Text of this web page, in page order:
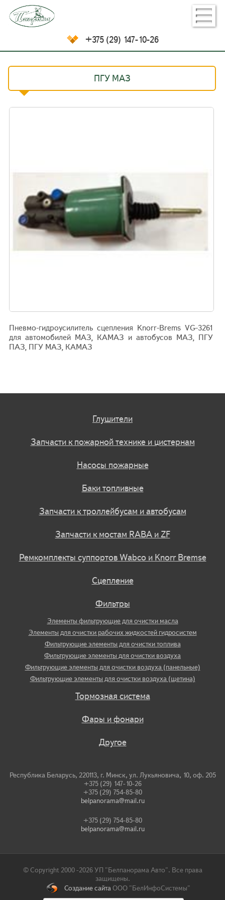
+375 (29) 147-10-26
ПГУ МАЗ
Пневмо-гидроусилитель сцепления Knorr-Brems VG-3261
для автомобилей МАЗ, КАМАЗ и автобусов МАЗ, ПГУ
ПАЗ, ПГУ МАЗ, КАМАЗ
Глушители
Запчасти к пожарной технике и цистернам
Насосы пожарные
Баки топливные
Запчасти к троллейбусам и автобусам
Запчасти к мостам RABA и ZF
Ремкомплекты суппортов Wabco и Knorr Bremse
Сцепление
Фильтры
Элементы фильтрующие для очистки масла
Элементы для очистки рабочих жидкостей гидросистем
Фильтрующие элементы для очистки топлива
Фильтрующие элементы для очистки воздуха
Фильтрующие элементы для очистки воздуха (панельные)
Фильтрующие элементы для очистки воздуха (щетина)
Тормозная система
Фары и фонари
Другое
Республика Беларусь, 220113, г. Минск, ул. Лукьяновича, 10, оф. 205
+375 (29) 147-10-26
+375 (29) 754-85-80
belpanorama@mail.ru
+375 (29) 754-85-80
belpanorama@mail.ru
© Copyright 2000 -2026 УП "Белпанорама Авто". Все права
защищены.
Создание сайтаООО "БелИнфоСистемы"